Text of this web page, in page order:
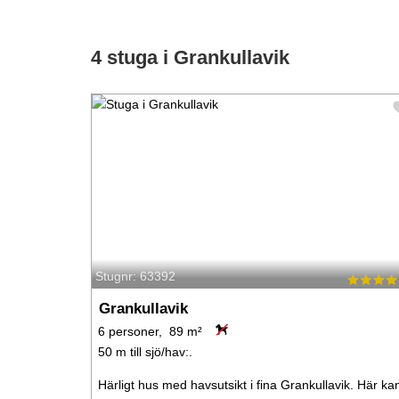
4 stuga i Grankullavik
Stugnr: 63392
Grankullavik
6 personer, 89 m²
50 m till sjö/hav:.
Härligt hus med havsutsikt i fina Grankullavik. Här